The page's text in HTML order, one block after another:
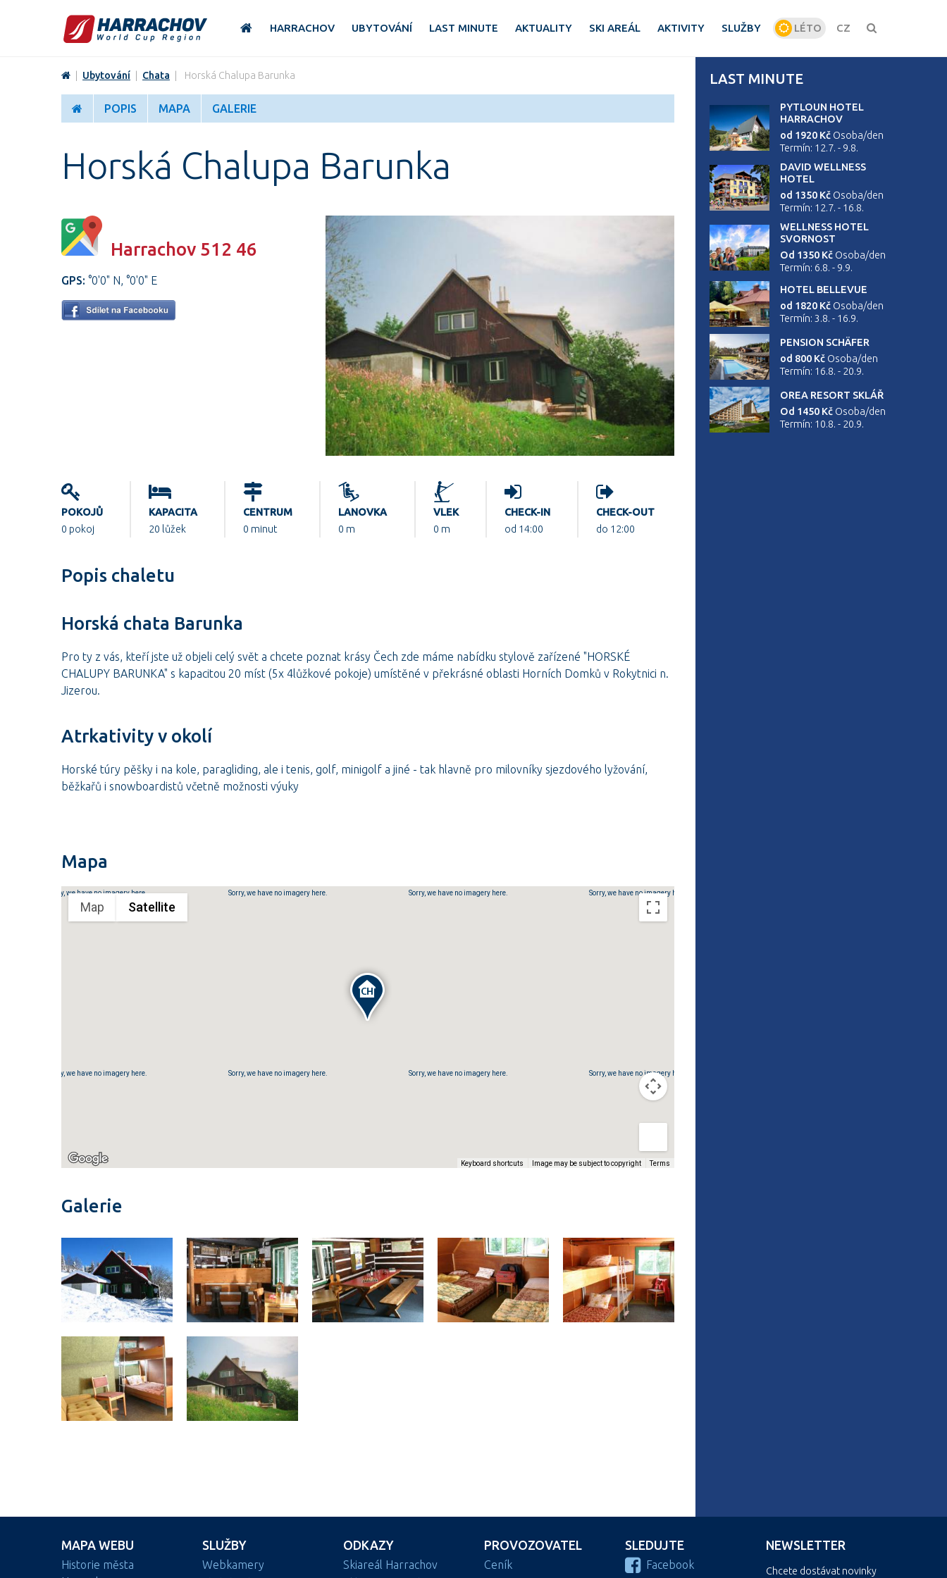
HARRACHOV UBYTOVÁNÍ LAST MINUTE AKTUALITY SKI AREÁL AKTIVITY SLUŽBY LÉTO ZIMA
CZ
Ubytování Chata Horská Chalupa Barunka
POPIS MAPA GALERIE
Horská Chalupa Barunka
Harrachov 512 46
GPS: °0'0" N, °0'0" E
POKOJŮ
0 pokoj
KAPACITA
20 lůžek
CENTRUM
0 minut
LANOVKA
0 m
VLEK
0 m
CHECK-IN
od 14:00
CHECK-OUT
do 12:00
Popis chaletu
Horská chata Barunka
Pro ty z vás, kteří jste už objeli celý svět a chcete poznat krásy Čech zde máme nabídku stylově zařízené "HORSKÉ
CHALUPY BARUNKA" s kapacitou 20 míst (5x 4lůžkové pokoje) umístěné v překrásné oblasti Horních Domků v Rokytnici n.
Jizerou.
Atrkativity v okolí
Horské túry pěšky i na kole, paragliding, ale i tenis, golf, minigolf a jiné - tak hlavně pro milovníky sjezdového lyžování,
běžkařů i snowboardistů včetně možnosti výuky
Mapa
Sorry, we have no imagery here.
Sorry, we have no imagery here.
Sorry, we have no imagery here. Sorry, we have no imagery here. Sorry, we have no imagery here.
Sorry, we have no imagery here.
Sorry, we have no imagery here.
Sorry, we have no imagery here.
Map Satellite
Keyboard shortcuts Image may be subject to copyright Terms
Galerie
LAST MINUTE
PYTLOUN HOTEL
HARRACHOV
od 1920 Kč Osoba/den
Termín: 12.7. - 9.8.
DAVID WELLNESS
HOTEL
od 1350 Kč Osoba/den
Termín: 12.7. - 16.8.
WELLNESS HOTEL
SVORNOST
Od 1350 Kč Osoba/den
Termín: 6.8. - 9.9.
HOTEL BELLEVUE
od 1820 Kč Osoba/den
Termín: 3.8. - 16.9.
PENSION SCHÄFER
od 800 Kč Osoba/den
Termín: 16.8. - 20.9.
OREA RESORT SKLÁŘ
Od 1450 Kč Osoba/den
Termín: 10.8. - 20.9.
MAPA WEBU
Historie města
SLUŽBY
Webkamery
ODKAZY
Skiareál Harrachov
PROVOZOVATEL
Ceník
SLEDUJTE
Facebook
NEWSLETTER
Chcete dostávat novinky